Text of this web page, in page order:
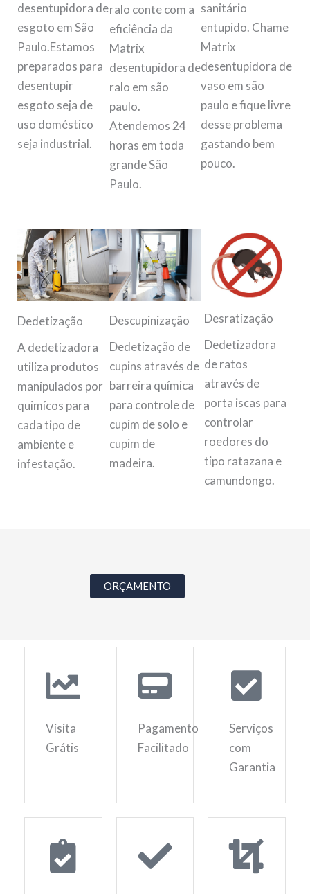
desentupidora de
esgoto em São
Paulo.Estamos
preparados para
desentupir
esgoto seja de
uso doméstico
seja industrial.
ralo conte com a
eficiência da
Matrix
desentupidora de
ralo em são
paulo.
Atendemos 24
horas em toda
grande São
Paulo.
sanitário
entupido. Chame
Matrix
desentupidora de
vaso em são
paulo e fique livre
desse problema
gastando bem
pouco.
Dedetização
A dedetizadora
utiliza produtos
manipulados por
quimícos para
cada tipo de
ambiente e
infestação.
Descupinização
Dedetização de
cupins através de
barreira química
para controle de
cupim de solo e
cupim de
madeira.
Desratização
Dedetizadora
de ratos
através de
porta iscas para
controlar
roedores do
tipo ratazana e
camundongo.
ORÇAMENTO
Visita
Grátis
Pagamento
Facilitado
Serviços
com
Garantia